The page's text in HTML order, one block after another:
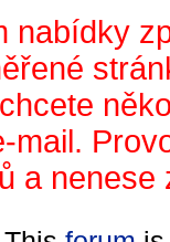
nabídky
mail.
a nenese